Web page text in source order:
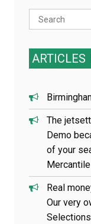
Search
for:
ARTICLES
The
Demo
of your
Real
Our very
Selections